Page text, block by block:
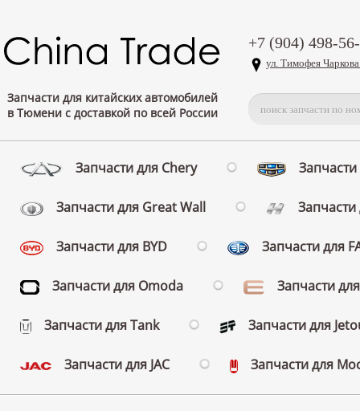
Запчасти для китайских автомобилей
в Тюмени с доставкой по всей России
+7 (904) 498-
ул. Тимофея
Запчасти для Chery
Запчасти для Great Wall
Запчасти для BYD Запчасти для
Запчасти для Omoda Запчасти
Запчасти для Tank Запчасти для
Запчасти для JAC Запчасти для